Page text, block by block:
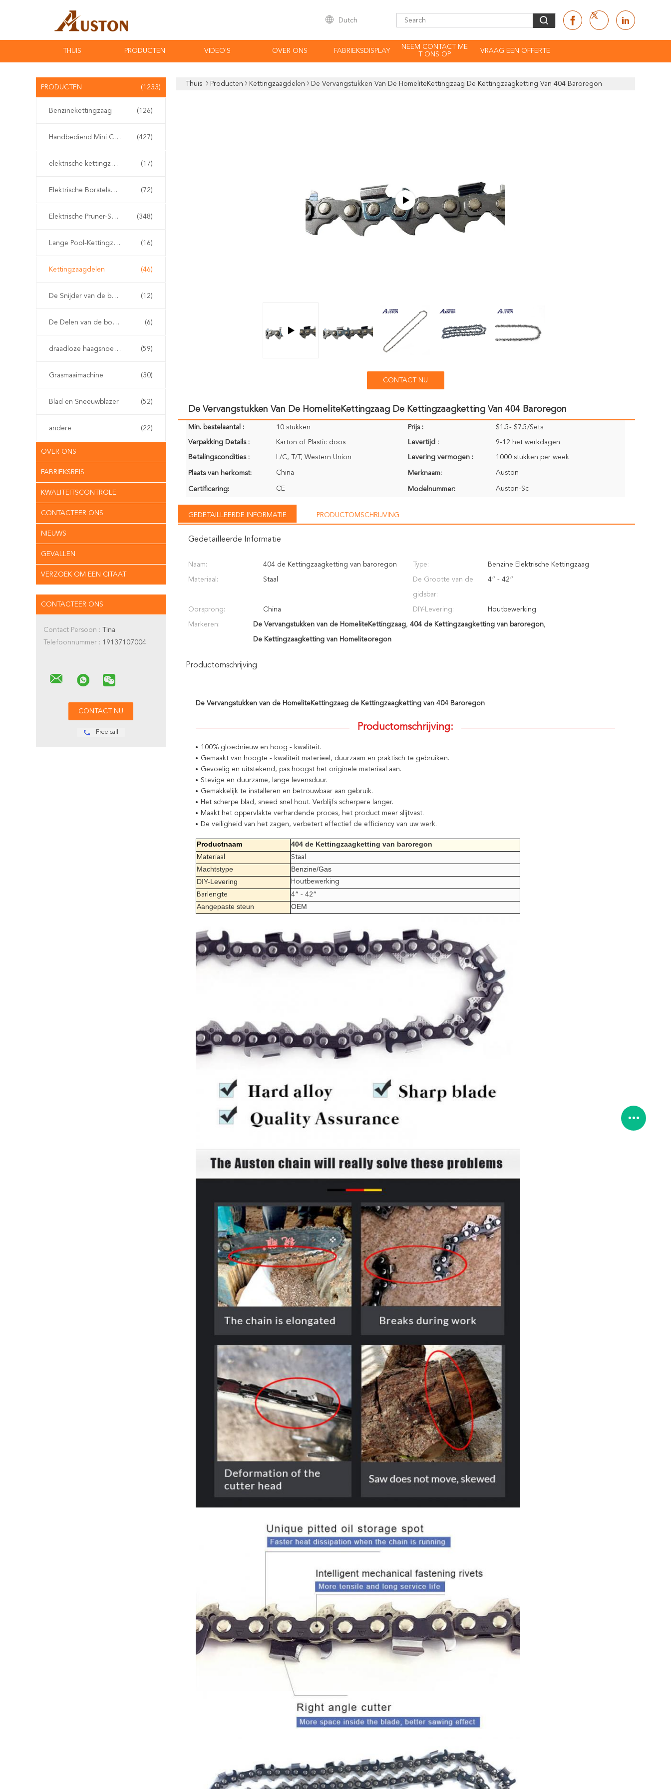
Dutch
THUIS PRODUCTEN VIDEO'S OVER ONS FABRIEKSDISPLAY
NEEM CONTACT ME
T ONS OP
VRAAG EEN OFFERTE
PRODUCTEN (1233)
Benzinekettingzaag (126)
Handbediend Mini Chainsaw (427)
elektrische kettingzaag (17)
Elektrische Borstelsnijder (72)
Elektrische Pruner-Scharen (348)
Lange Pool-Kettingzaag (16)
Kettingzaagdelen (46)
De Snijder van de benzineborstel (12)
De Delen van de borstelsnijder (6)
draadloze haagsnoeischaar (59)
Grasmaaimachine (30)
Blad en Sneeuwblazer (52)
andere (22)
OVER ONS
FABRIEKSREIS
KWALITEITSCONTROLE
CONTACTEER ONS
NIEUWS
GEVALLEN
VERZOEK OM EEN CITAAT
CONTACTEER ONS
Contact Persoon : Tina
Telefoonnummer : 19137107004
Free call
Thuis Producten Kettingzaagdelen De Vervangstukken Van De HomeliteKettingzaag De Kettingzaagketting Van 404 Baroregon
CONTACT NU
De Vervangstukken Van De HomeliteKettingzaag De Kettingzaagketting Van 404 Baroregon
Min. bestelaantal : 10 stukken Prijs : $1.5- $7.5/Sets
Verpakking Details : Karton of Plastic doos Levertijd : 9-12 het werkdagen
Betalingscondities : L/C, T/T, Western Union Levering vermogen : 1000 stukken per week
Plaats van herkomst: China Merknaam: Auston
Certificering: CE Modelnummer: Auston-Sc
GEDETAILLEERDE INFORMATIE PRODUCTOMSCHRIJVING
Gedetailleerde Informatie
Naam: 404 de Kettingzaagketting van baroregon Type: Benzine Elektrische Kettingzaag
Materiaal: Staal De Grootte van de
gidsbar:
4“ - 42“
Oorsprong: China DIY-Levering: Houtbewerking
Markeren: De Vervangstukken van de HomeliteKettingzaag, 404 de Kettingzaagketting van baroregon,
De Kettingzaagketting van Homeliteoregon
Productomschrijving
De Vervangstukken van de HomeliteKettingzaag de Kettingzaagketting van 404 Baroregon
Productomschrijving:
100% gloednieuw en hoog - kwaliteit.
Gemaakt van hoogte - kwaliteit materieel, duurzaam en praktisch te gebruiken.
Gevoelig en uitstekend, pas hoogst het originele materiaal aan.
Stevige en duurzame, lange levensduur.
Gemakkelijk te installeren en betrouwbaar aan gebruik.
Het scherpe blad, sneed snel hout. Verblijfs scherpere langer.
Maakt het oppervlakte verhardende proces, het product meer slijtvast.
De veiligheid van het zagen, verbetert effectief de efficiency van uw werk.
Productnaam 404 de Kettingzaagketting van baroregon
Materiaal Staal
Machtstype
Benzine/Gas
DIY-Levering
Houtbewerking
Barlengte
4“ - 42“
Aangepaste steun OEM